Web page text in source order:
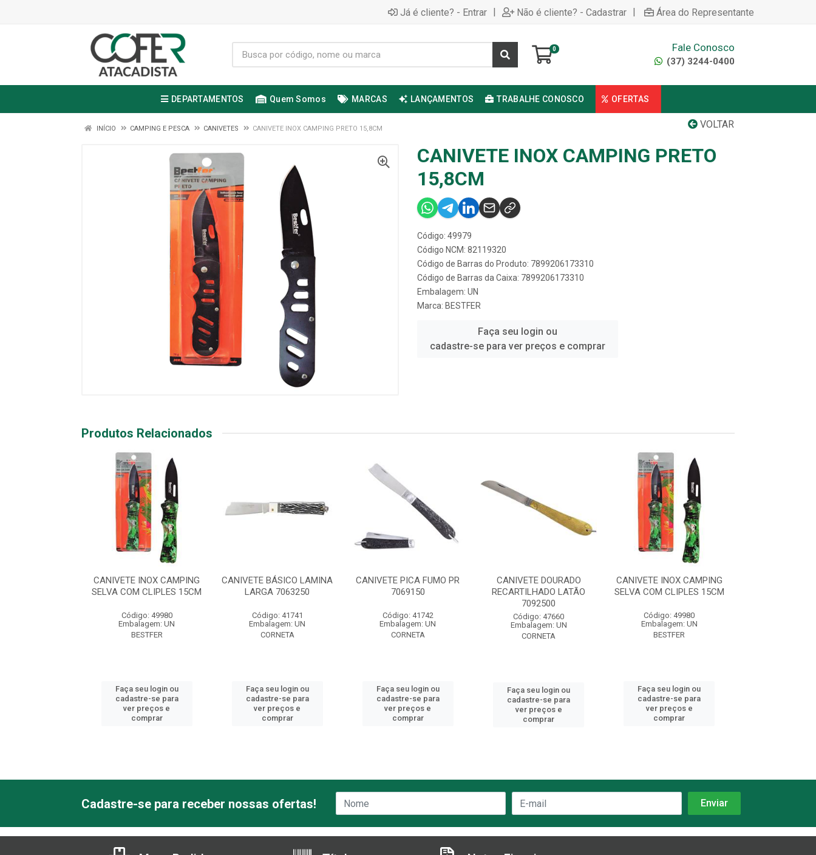
Já é cliente? - Entrar | Não é cliente? - Cadastrar | Área do Representante
0 Fale Conosco
(37) 3244-0400
DEPARTAMENTOS Quem Somos MARCAS LANÇAMENTOS TRABALHE CONOSCO OFERTAS
VOLTAR
INÍCIO CAMPING E PESCA CANIVETES CANIVETE INOX CAMPING PRETO 15,8CM
CANIVETE INOX CAMPING PRETO
15,8CM
Código: 49979
Código NCM: 82119320
Código de Barras do Produto: 7899206173310
Código de Barras da Caixa: 7899206173310
Embalagem: UN
Marca: BESTFER
Faça seu login ou
cadastre-se para ver preços e comprar
Produtos Relacionados
CANIVETE INOX CAMPING
SELVA COM CLIPLES 15CM
Código: 49980
Embalagem: UN
BESTFER
Faça seu login ou
cadastre-se para
ver preços e
comprar
CANIVETE BÁSICO LAMINA
LARGA 7063250
Código: 41741
Embalagem: UN
CORNETA
Faça seu login ou
cadastre-se para
ver preços e
comprar
CANIVETE PICA FUMO PR
7069150
Código: 41742
Embalagem: UN
CORNETA
Faça seu login ou
cadastre-se para
ver preços e
comprar
CANIVETE DOURADO
RECARTILHADO LATÃO
7092500
Código: 47660
Embalagem: UN
CORNETA
Faça seu login ou
cadastre-se para
ver preços e
comprar
CANIVETE INOX CAMPING
SELVA COM CLIPLES 15CM
Código: 49980
Embalagem: UN
BESTFER
Faça seu login ou
cadastre-se para
ver preços e
comprar
Cadastre-se para receber nossas ofertas!